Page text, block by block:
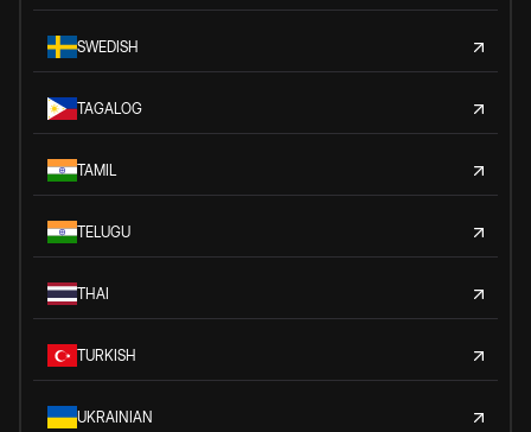
SWEDISH
TAGALOG
TAMIL
TELUGU
THAI
TURKISH
UKRAINIAN